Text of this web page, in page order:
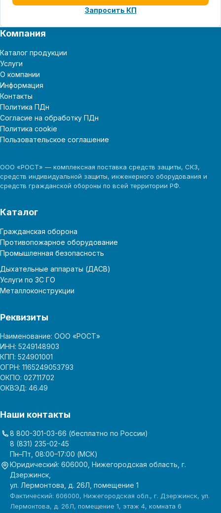
Запросить КП
Компания
Каталог продукции
Услуги
О компании
Информация
Контакты
Политика ПДн
Согласие на обработку ПДн
Политика cookie
Пользовательское соглашение
ООО «РОСТ» — комплексная поставка средств защиты, СКЗ,
средств индивидуальной защиты, инженерного оборудования и
средств гражданской обороны по всей территории РФ.
Каталог
Гражданская оборона
Противопожарное оборудование
Промышленная безопасность
Дыхательные аппараты (ДАСВ)
Услуги по ЗС ГО
Металлоконструкции
Реквизиты
Наименование: ООО «РОСТ»
ИНН: 5249148903
КПП: 524901001
ОГРН: 1165249053793
ОКПО: 02711702
ОКВЭД: 46.49
Наши контакты
8 800-301-03-66 (бесплатно по России)
8 (831) 235-02-45
Пн–Пт, 08:00–17:00 (МСК)
Юридический: 606000, Нижегородская область, г.
Дзержинск,
ул. Лермонтова, д. 26Л, помещение 1
Фактический: 606000, Нижегородская обл., г. Дзержинск, ул.
Лермонтова, д. 26Л, помещение 1, этаж 4, комната 6